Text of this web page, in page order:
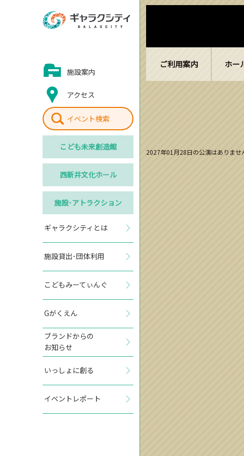
施設案内
アクセス
イベント検索
こども未来創造館
西新井文化ホール
施設･アトラクション
ギャラクシティとは
施設貸出･団体利用
こどもみーてぃんぐ
Gがくえん
ブランドからの
お知らせ
いっしょに創る
イベントレポート
ご利用案内 ホー
2027年01月28日の公演はありませ